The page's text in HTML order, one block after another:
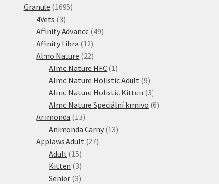
Granule 16951695
4Vets 33
produkty
Affinity Advance 4949
Affinity Libra 1212
produktů
Almo Nature 2222
produktů
Almo Nature HFC 1 1
produkt
Almo Nature Holistic Adult 99
produktů
Almo Nature Holistic Kitten 33
produkty
Almo Nature Speciální krmivo 66
Animonda 1313
produktů
Animonda Carny 1313
Applaws Adult 2727
Adult 1515
produktů
Kitten 33
produkty
Senior 33